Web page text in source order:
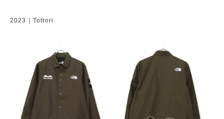
2023｜Tottori